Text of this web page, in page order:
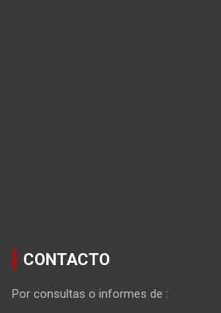
CONTACTO
Por consultas o informes de :